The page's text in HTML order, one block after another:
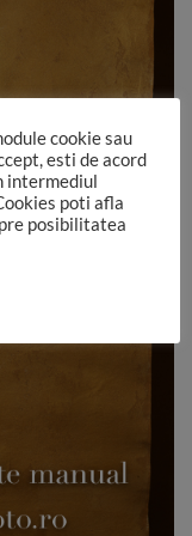
cookie sau
esti de acord
intermediul
poti afla
posibilitatea